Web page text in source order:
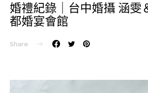
婚禮紀錄｜台中婚攝 涵雯
都婚宴會館
Share